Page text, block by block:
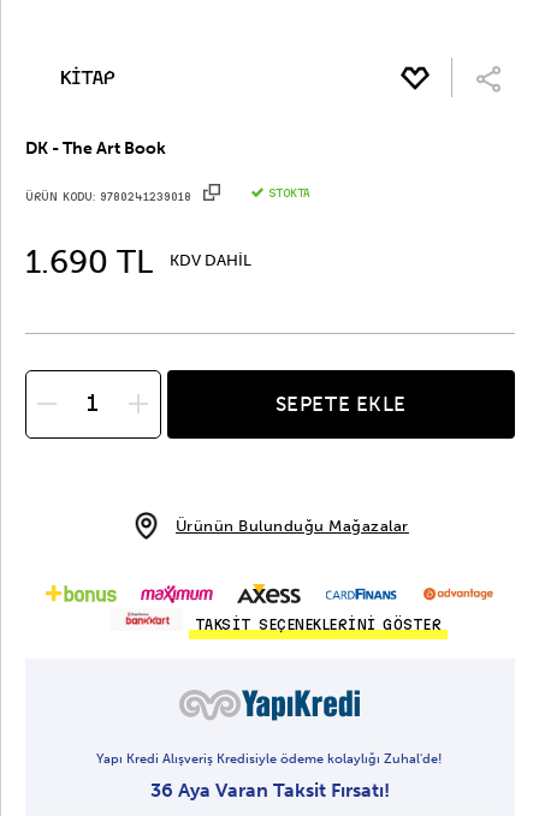
DK - The Art Book
ÜRÜN KODU: 9780241239018 STOKTA
1.690 TL KDV DAHİL
SEPETE EKLE
Ürünün Bulunduğu Mağazalar
TAKSİT SEÇENEKLERİNİ GÖSTER
Yapı Kredi Alışveriş Kredisiyle ödeme kolaylığı Zuhal'de!
36 Aya Varan Taksit Fırsatı!